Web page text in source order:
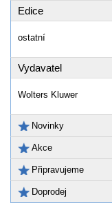
Edice
ostatní
Vydavatel
Wolters Kluwer
Novinky
Akce
Připravujeme
Doprodej